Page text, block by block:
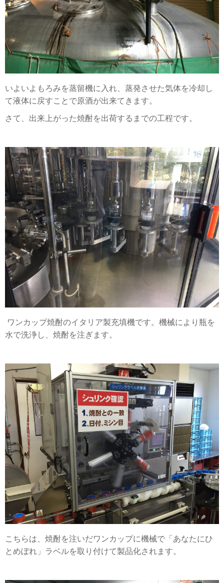
いよいよもろみを蒸留機に入れ、蒸発させた気体を冷却し
て液体に戻すことで原酒が出来てきます。
さて、出来上がった焼酎を出荷するまでの工程です。
ワンカップ焼酎のイタリア製充填機です。機械により瓶を
水で洗浄し、焼酎を注ぎます。
こちらは、焼酎を注いだワンカップに機械で「あなたにひ
とめぼれ」ラベルを取り付けて製品化されます。